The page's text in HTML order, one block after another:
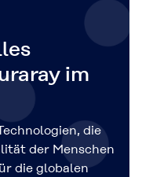
im
die
der Menschen
die globalen